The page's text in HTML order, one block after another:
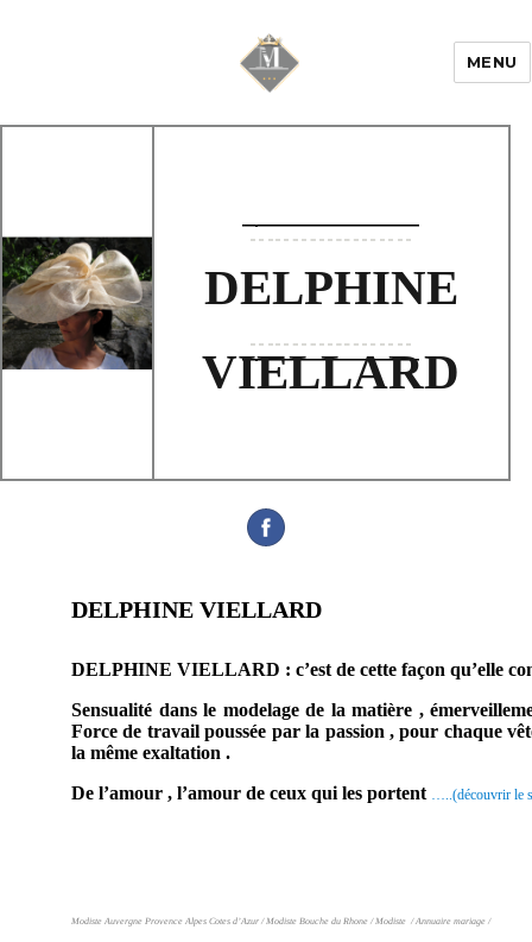
MENU
DELPHINE
VIELLARD
DELPHINE VIELLARD
DELPHINE VIELLARD : c’est de cette façon qu’elle
Sensualité dans le modelage de la matière ,
Force de travail poussée par la passion , pour chaque
la même exaltation .
De l’amour , l’amour de ceux qui les portent …..(découvrir le
Modiste Auvergne Provence Alpes Cotes d’Azur / Modiste Bouche du Rhone / Modiste / Annuaire mariage /